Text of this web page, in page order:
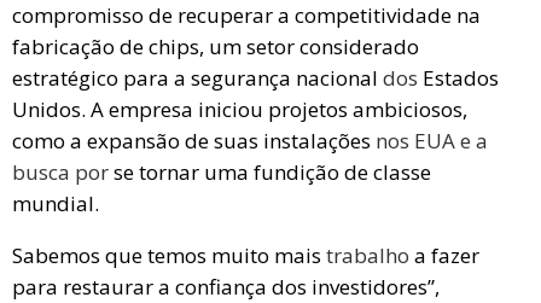
compromisso de recuperar a competitividade na
fabricação de chips, um setor considerado
estratégico para a segurança nacional dos Estados
Unidos. A empresa iniciou projetos ambiciosos,
como a expansão de suas instalações nos EUA e a
busca porse tornar uma fundição de classe
mundial.
Sabemos que temos muito mais trabalho a fazer
para restaurar a confiança dos investidores”,